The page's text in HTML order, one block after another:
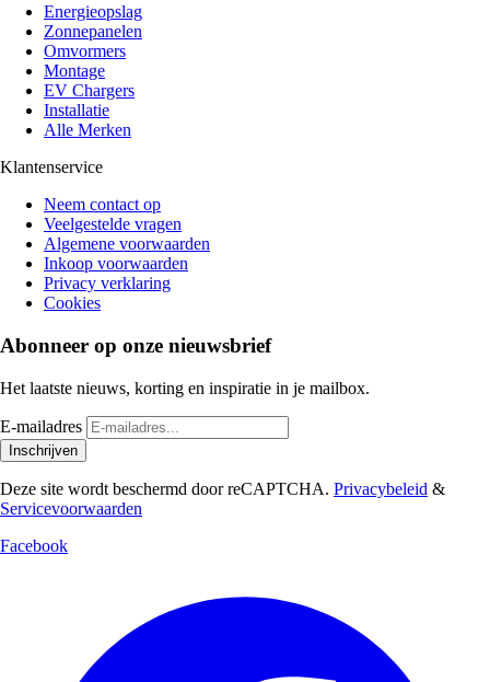
Energieopslag
Zonnepanelen
Omvormers
Montage
EV Chargers
Installatie
Alle Merken
Klantenservice
Neem contact op
Veelgestelde vragen
Algemene voorwaarden
Inkoop voorwaarden
Privacy verklaring
Cookies
Abonneer op onze nieuwsbrief
Het laatste nieuws, korting en inspiratie in je mailbox.
E-mailadres
Inschrijven
Deze site wordt beschermd door reCAPTCHA. Privacybeleid &
Servicevoorwaarden
Facebook